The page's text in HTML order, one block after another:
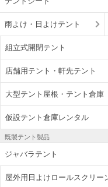
雨よけ・日よけテント
組立式開閉テント
店舗用テント・軒先テント
大型テント屋根・テント倉庫
仮設テント倉庫レンタル
既製テント製品
ジャバラテント
屋外用日よけロールスクリー